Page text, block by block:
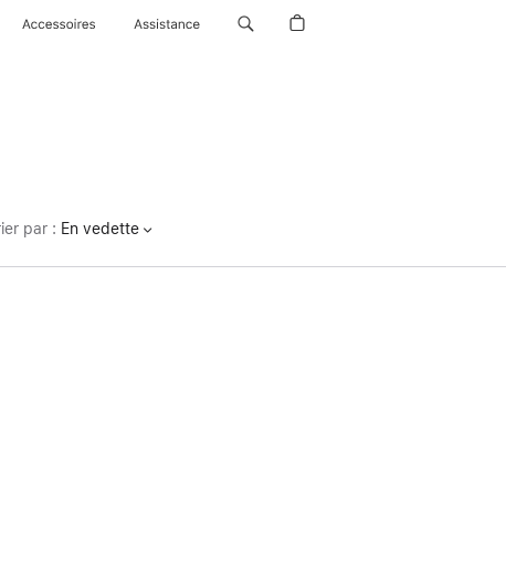
Accessoires Assistance
par : En vedette